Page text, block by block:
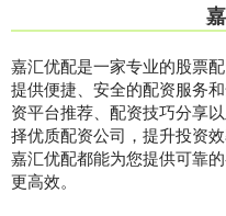
嘉汇优配是一家专业的股票
提供便捷、安全的配资服务
资平台推荐、配资技巧分享
择优质配资公司，提升投资
嘉汇优配都能为您提供可靠
更高效。